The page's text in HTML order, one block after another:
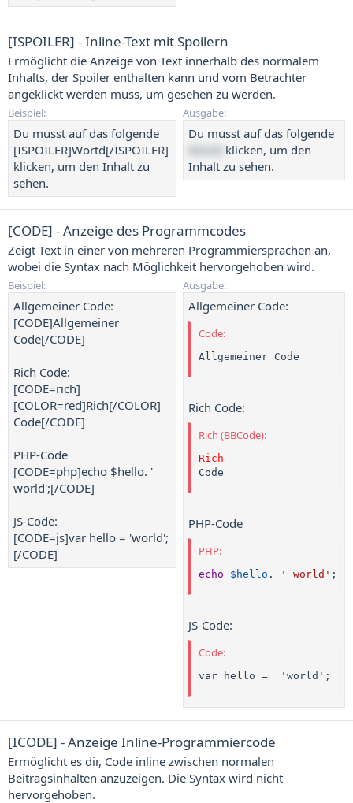
[ISPOILER] - Inline-Text mit Spoilern
Ermöglicht die Anzeige von Text innerhalb des normalem
Inhalts, der Spoiler enthalten kann und vom Betrachter
angeklickt werden muss, um gesehen zu werden.
Beispiel:
Du musst auf das folgende
[ISPOILER]Wortd[/ISPOILER]
klicken, um den Inhalt zu
sehen.
Ausgabe:
Du musst auf das folgende
Wortd
klicken, um den
Inhalt zu sehen.
[CODE] - Anzeige des Programmcodes
Zeigt Text in einer von mehreren Programmiersprachen an,
wobei die Syntax nach Möglichkeit hervorgehoben wird.
Beispiel:
Allgemeiner Code:
[CODE]Allgemeiner
Code[/CODE]
Rich Code:
[CODE=rich]
[COLOR=red]Rich[/COLOR]
Code[/CODE]
PHP-Code
[CODE=php]echo $hello. '
world';[/CODE]
JS-Code:
[CODE=js]var hello = 'world';
[/CODE]
Ausgabe:
Allgemeiner Code:
Code:
Allgemeiner Code
Rich Code:
Rich (BBCode):
Rich
Code
PHP-Code
PHP:
echo $hello . ' world' ;
JS-Code:
Code:
var hello =  'world';
[ICODE] - Anzeige Inline-Programmiercode
Ermöglicht es dir, Code inline zwischen normalen
Beitragsinhalten anzuzeigen. Die Syntax wird nicht
hervorgehoben.